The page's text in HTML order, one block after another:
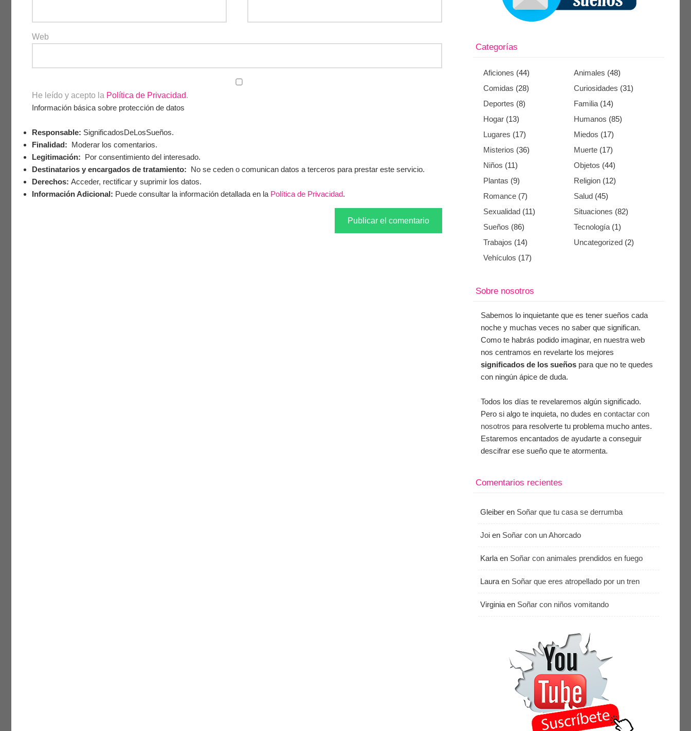
Web
He leído y acepto la Política de Privacidad.
Información básica sobre protección de datos
Responsable: SignificadosDeLosSueños.
Finalidad: Moderar los comentarios.
Legitimación: Por consentimiento del interesado.
Destinatarios y encargados de tratamiento: No se ceden o comunican datos a terceros para prestar este servicio.
Derechos: Acceder, rectificar y suprimir los datos.
Información Adicional: Puede consultar la información detallada en la Política de Privacidad.
Categorías
Aficiones (44) Animales (48)
Comidas (28) Curiosidades (31)
Deportes (8) Familia (14)
Hogar (13) Humanos (85)
Lugares (17) Miedos (17)
Misterios (36) Muerte (17)
Niños (11) Objetos (44)
Plantas (9) Religion (12)
Romance (7) Salud (45)
Sexualidad (11) Situaciones (82)
Sueños (86) Tecnología (1)
Trabajos (14) Uncategorized (2)
Vehículos (17)
Sobre nosotros
Sabemos lo inquietante que es tener sueños cada
noche y muchas veces no saber que significan.
Como te habrás podido imaginar, en nuestra web
nos centramos en revelarte los mejores
significados de los sueños para que no te quedes
con ningún ápice de duda.
Todos los días te revelaremos algún significado.
Pero si algo te inquieta, no dudes en contactar con
nosotros para resolverte tu problema mucho antes.
Estaremos encantados de ayudarte a conseguir
descifrar ese sueño que te atormenta.
Comentarios recientes
Gleiber en Soñar que tu casa se derrumba
Joi en Soñar con un Ahorcado
Karla en Soñar con animales prendidos en fuego
Laura en Soñar que eres atropellado por un tren
Virginia en Soñar con niños vomitando